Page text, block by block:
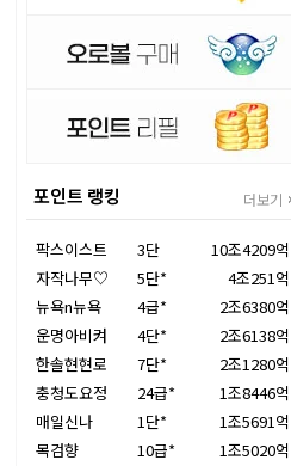
포인트 랭킹 더보기
팍스이스트 3단
10조4209억
자작나무♡
5단*
4조251억
뉴욕n뉴욕
4급*
2조6380억
운명아비켜
4단*
2조6138억
한솔현현로
7단*
2조1280억
충청도요정
24급*
1조8446억
매일신나
1단*
1조5691억
목검향
10급*
1조5020억